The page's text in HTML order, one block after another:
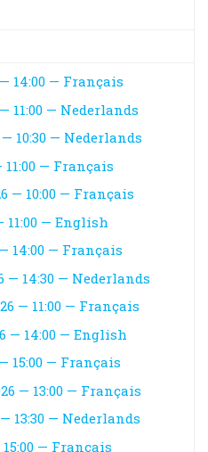
14:00 — Français
11:00 — Nederlands
10:30 — Nederlands
11:00 — Français
— 10:00 — Français
11:00 — English
14:00 — Français
— 14:30 — Nederlands
— 11:00 — Français
— 14:00 — English
15:00 — Français
— 13:00 — Français
13:30 — Nederlands
— Français